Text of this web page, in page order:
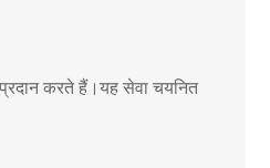
करते हैं।यह सेवा चयनित